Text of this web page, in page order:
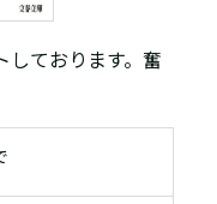
しております。奮